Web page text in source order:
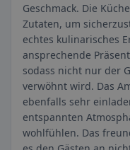
Geschmack. Die
Zutaten, um
echtes kulinarisches
ansprechende
sodass nicht nur der
verwöhnt wird. Das
ebenfalls sehr
entspannten
wohlfühlen. Das